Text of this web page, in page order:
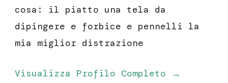
cosa: il piatto una tela da
dipingere e forbice e pennelli la
mia miglior distrazione
Visualizza Profilo Completo →